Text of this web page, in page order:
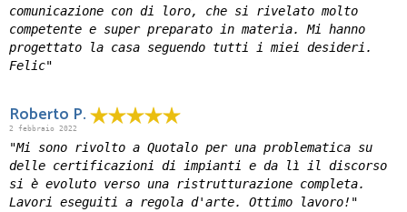
comunicazione con di loro, che si rivelato molto
competente e super preparato in materia. Mi hanno
progettato la casa seguendo tutti i miei desideri.
Felic"
Roberto P.
2 febbraio 2022
"Mi sono rivolto a Quotalo per una problematica su
delle certificazioni di impianti e da lì il discorso
si è evoluto verso una ristrutturazione completa.
Lavori eseguiti a regola d'arte. Ottimo lavoro!"